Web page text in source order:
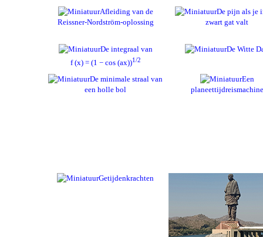
Afleiding van de
Reissner-Nordström-oplossing
De pijn als je
zwart gat valt
De integraal van
f (x) = (1 − cos (ax))1/2
De Witte
De minimale straal van
een holle bol
Een
planeettijdreismachine
Getijdenkrachten